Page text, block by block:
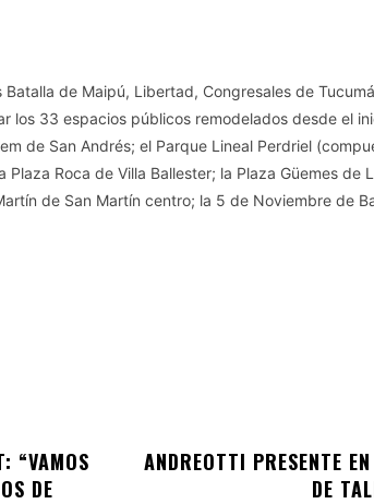
de Maipú, Libertad, Congresales de
los 33 espacios públicos remodelados desde el
de San Andrés; el Parque Lineal Perdriel
Roca de Villa Ballester; la Plaza Güemes de
de San Martín centro; la 5 de Noviembre de
“VAMOS
DE
ANDREOTTI PRESENTE
DE